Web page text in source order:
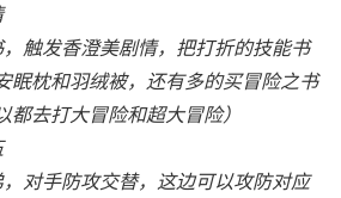
触发香澄美剧情，把打折的技能书
眠枕和羽绒被，还有多的买冒险之书
都去打大冒险和超大冒险）
对手防攻交替，这边可以攻防对应